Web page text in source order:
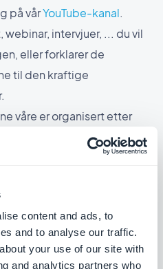
content and ads, to
and to analyse our traffic.
your use of our site with
and analytics partners who
på vårYouTube-kanal.
intervjuer, ... du vil
eller forklarer de
til den kraftige
våre er organisert etter
e-handelsapper) og
følge spillelistene våre